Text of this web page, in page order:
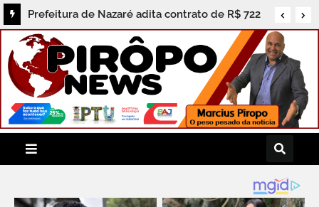
Prefeitura de Nazaré adita contrato de R$ 722
mil e população cobra prestação de contas dos
serviços